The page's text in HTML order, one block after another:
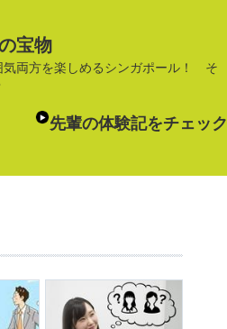
宝物
気両方を楽しめるシンガポール！ そ
先輩の体験記をチェック